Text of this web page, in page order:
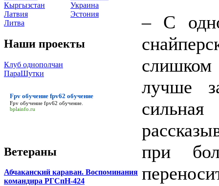
Кыргызстан
Латвия
Литва
Украина
Эстония
Наши проекты
Клуб однополчан
ПараШутки
Fpv обучение fpv62 обучение
Fpv обучение fpv62 обучение.
bplainfo.ru
Ветераны
Абчаканский караван. Воспоминания
командира РГСпН-424
– С
лучше
при